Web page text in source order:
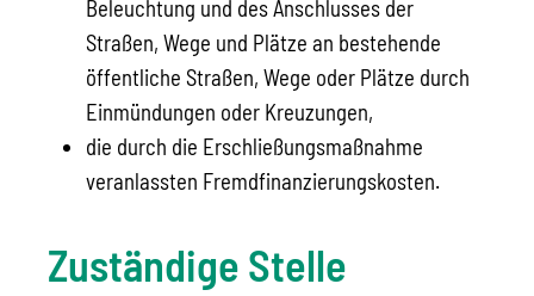
Beleuchtung und des Anschlusses der
Straßen, Wege und Plätze an bestehende
öffentliche Straßen, Wege oder Plätze durch
Einmündungen oder Kreuzungen,
die durch die Erschließungsmaßnahme
veranlassten Fremdfinanzierungskosten.
Zuständige Stelle